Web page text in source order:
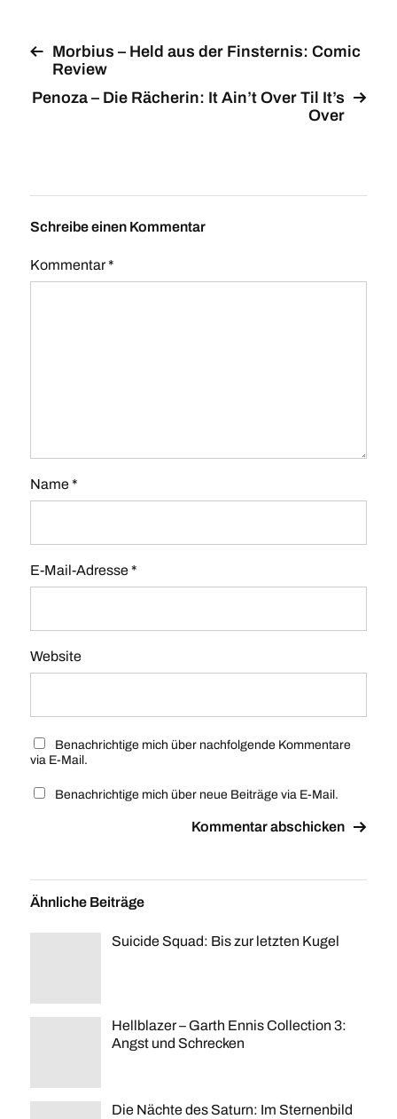
Morbius – Held aus der Finsternis: Comic
Review
Penoza – Die Rächerin: It Ain’t Over Til It’s
Over
Schreibe einen Kommentar
Kommentar*
Name*
E-Mail-Adresse*
Website
Benachrichtige mich über nachfolgende Kommentare
via E-Mail.
Benachrichtige mich über neue Beiträge via E-Mail.
Ähnliche Beiträge
Suicide Squad: Bis zur letzten Kugel
Hellblazer – Garth Ennis Collection 3:
Angst und Schrecken
Die Nächte des Saturn: Im Sternenbild